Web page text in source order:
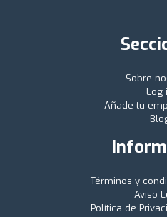
Sobre
Log
Añade tu
Términos y
Aviso
Política de